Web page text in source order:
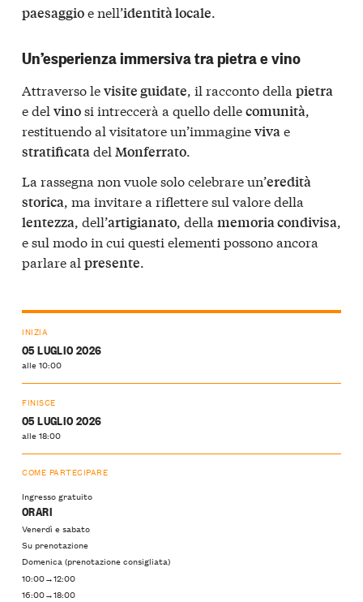
paesaggioe nell’identità locale.
Un’esperienza immersiva tra pietra e vino
Attraverso levisite guidate, il racconto della pietra
e del vinosi intreccerà a quello dellecomunità,
restituendo al visitatore un’immaginevivae
stratificatadel Monferrato.
La rassegna non vuole solo celebrare un’eredità
storica, ma invitare a riflettere sul valore della
lentezza, dell’artigianato, della memoria condivisa,
e sul modo in cui questi elementi possono ancora
parlare al presente.
INIZIA
05 LUGLIO 2026
alle 10:00
FINISCE
05 LUGLIO 2026
alle 18:00
COME PARTECIPARE
Ingresso gratuito
ORARI
Venerdì e sabato
Su prenotazione
Domenica (prenotazione consigliata)
10:00→12:00
16:00→18:00